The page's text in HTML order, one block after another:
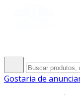
Gostaria de